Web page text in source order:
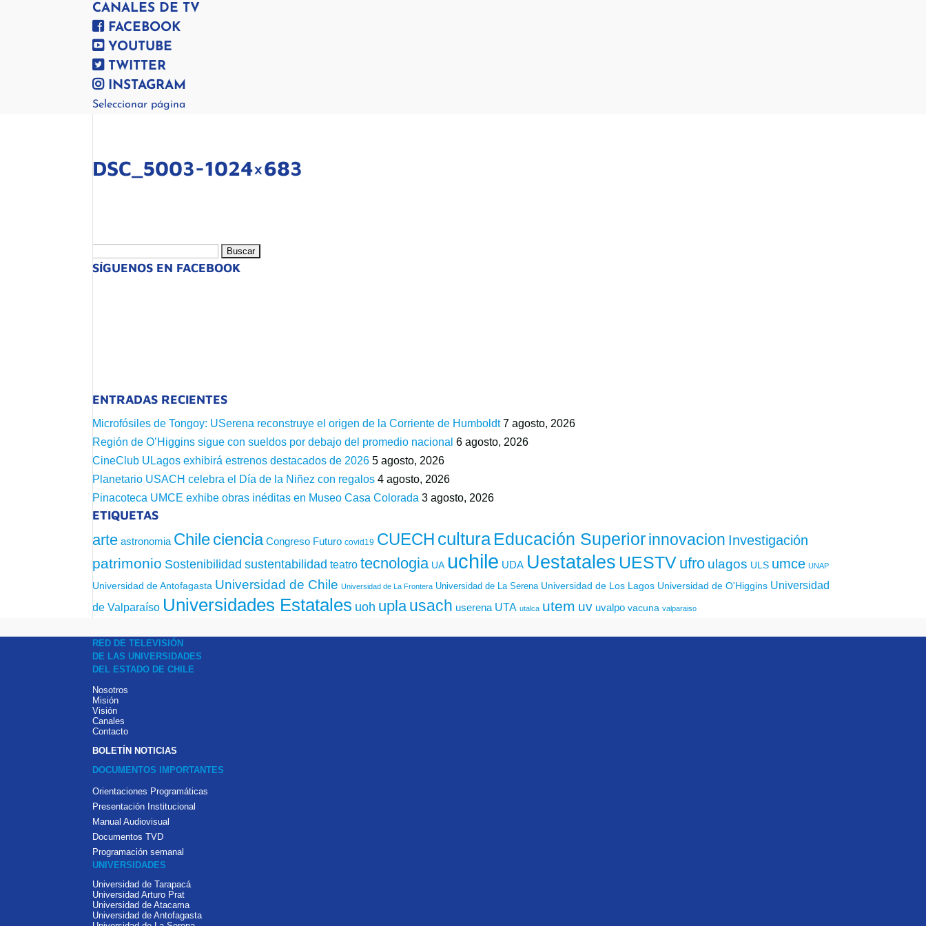
CANALES DE TV
FACEBOOK
YOUTUBE
TWITTER
INSTAGRAM
Seleccionar página
DSC_5003-1024×683
SÍGUENOS EN FACEBOOK
ENTRADAS RECIENTES
Microfósiles de Tongoy: USerena reconstruye el origen de la Corriente de Humboldt 7 agosto, 2026
Región de O’Higgins sigue con sueldos por debajo del promedio nacional 6 agosto, 2026
CineClub ULagos exhibirá estrenos destacados de 2026 5 agosto, 2026
Planetario USACH celebra el Día de la Niñez con regalos 4 agosto, 2026
Pinacoteca UMCE exhibe obras inéditas en Museo Casa Colorada 3 agosto, 2026
ETIQUETAS
arte astronomia Chileciencia Congreso Futuro covid19 CUECH culturaEducación Superiorinnovacion Investigación
patrimonio Sostenibilidad sustentabilidad teatro tecnologia UA uchile UDA Uestatales UESTV ufro ulagos ULS umce UNAP
Universidad de Antofagasta Universidad de Chile Universidad de La Frontera Universidad de La Serena Universidad de Los Lagos Universidad de O'Higgins Universidad
de Valparaíso Universidades Estatales uoh uplausach userena UTA utalca utem uv uvalpo vacuna valparaiso
RED DE TELEVISIÓN
DE LAS UNIVERSIDADES
DEL ESTADO DE CHILE
Nosotros
Misión
Visión
Canales
Contacto
BOLETÍN NOTICIAS
DOCUMENTOS IMPORTANTES
Orientaciones Programáticas
Presentación Institucional
Manual Audiovisual
Documentos TVD
Programación semanal
UNIVERSIDADES
Universidad de Tarapacá
Universidad Arturo Prat
Universidad de Atacama
Universidad de Antofagasta